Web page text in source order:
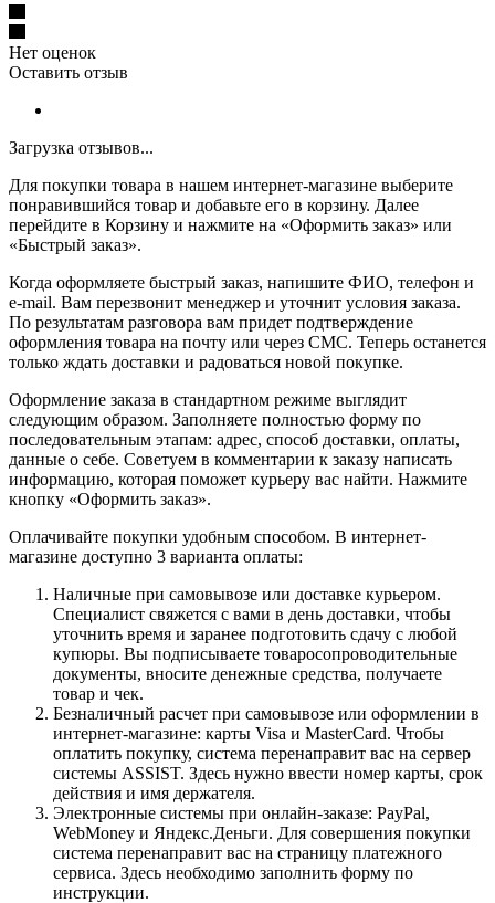
Нет оценок
Оставить отзыв
Загрузка отзывов...
Для покупки товара в нашем интернет-магазине выберите
понравившийся товар и добавьте его в корзину. Далее
перейдите в Корзину и нажмите на «Оформить заказ» или
«Быстрый заказ».
Когда оформляете быстрый заказ, напишите ФИО, телефон и
e-mail. Вам перезвонит менеджер и уточнит условия заказа.
По результатам разговора вам придет подтверждение
оформления товара на почту или через СМС. Теперь останется
только ждать доставки и радоваться новой покупке.
Оформление заказа в стандартном режиме выглядит
следующим образом. Заполняете полностью форму по
последовательным этапам: адрес, способ доставки, оплаты,
данные о себе. Советуем в комментарии к заказу написать
информацию, которая поможет курьеру вас найти. Нажмите
кнопку «Оформить заказ».
Оплачивайте покупки удобным способом. В интернет-
магазине доступно 3 варианта оплаты:
Наличные при самовывозе или доставке курьером.
Специалист свяжется с вами в день доставки, чтобы
уточнить время и заранее подготовить сдачу с любой
купюры. Вы подписываете товаросопроводительные
документы, вносите денежные средства, получаете
товар и чек.
Безналичный расчет при самовывозе или оформлении в
интернет-магазине: карты Visa и MasterCard. Чтобы
оплатить покупку, система перенаправит вас на сервер
системы ASSIST. Здесь нужно ввести номер карты, срок
действия и имя держателя.
Электронные системы при онлайн-заказе: PayPal,
WebMoney и Яндекс.Деньги. Для совершения покупки
система перенаправит вас на страницу платежного
сервиса. Здесь необходимо заполнить форму по
инструкции.